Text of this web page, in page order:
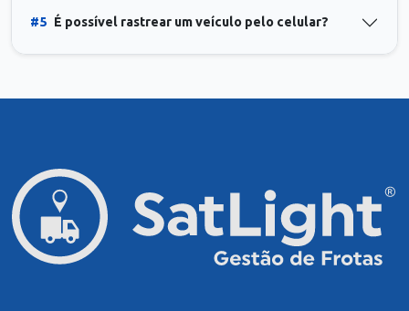
#5 É possível rastrear um veículo pelo celular?